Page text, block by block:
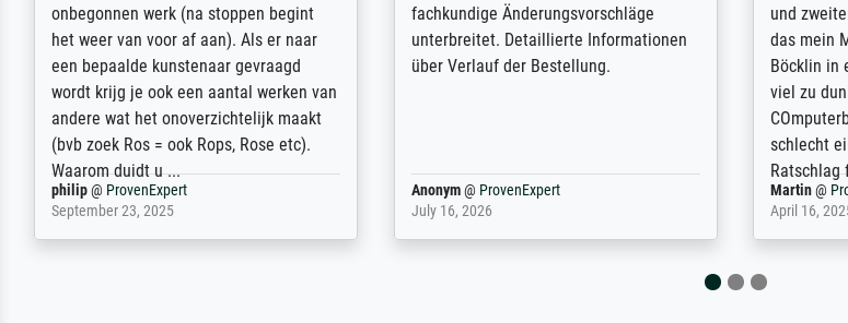
eine Überraschung für die normannische
Ehefrau sein zum Hochzeits- gleichzeitig
auch Geburtstag sein) doch nach zu
Hause zugestellt wurde.
Jürgen@ProvenExpert
April 22, 2026
the item itself exceeds expectations. I
am based in the UK and found the site
searching for a specific print - I am very
SJL@ProvenExpert
December 2, 2025
results for
client.
repertoire
will
regards to
Anonym@
April 22,